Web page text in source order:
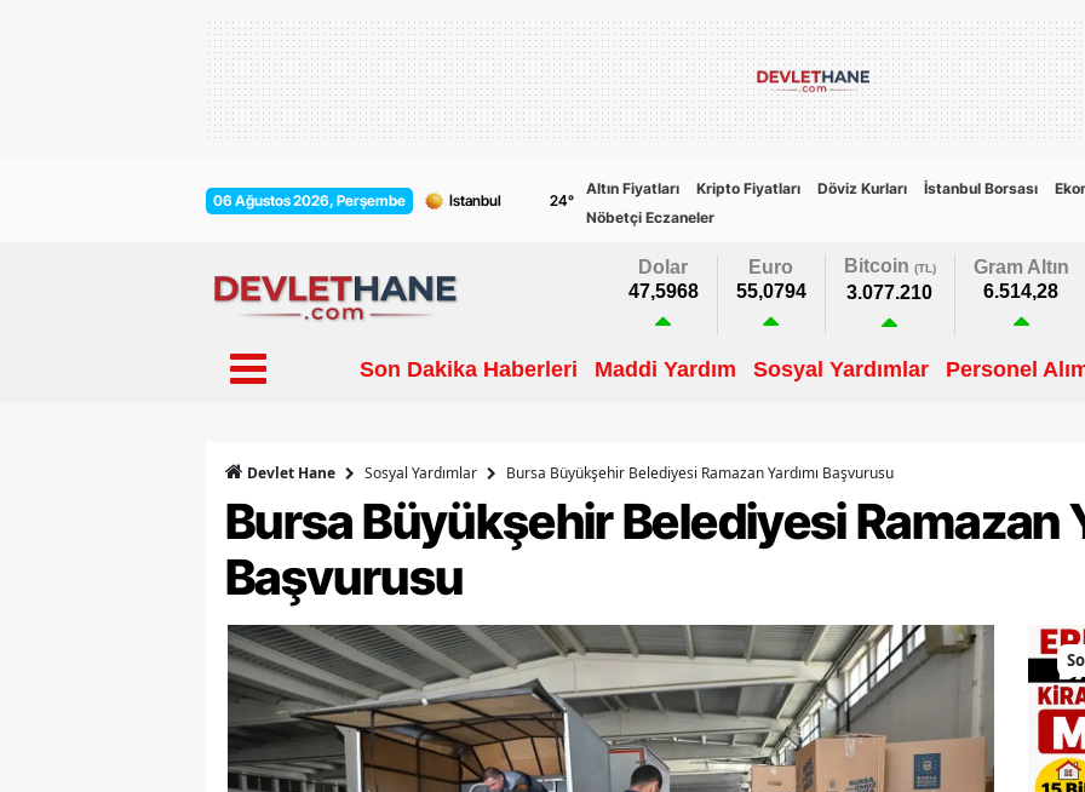
06 Ağustos 2026, Perşembe 24°
Altın Fiyatları Kripto Fiyatları Döviz Kurları İstanbul Borsası
Nöbetçi Eczaneler
Dolar
47,5968
Euro
55,0794
Bitcoin (TL)
3.077.210
Gram Altın
6.514,28
Son Dakika Haberleri Maddi Yardım Sosyal Yardımlar Personel
Devlet Hane Sosyal Yardımlar Bursa Büyükşehir Belediyesi Ramazan Yardımı Başvurusu
Bursa Büyükşehir Belediyesi Ramazan
Başvurusu